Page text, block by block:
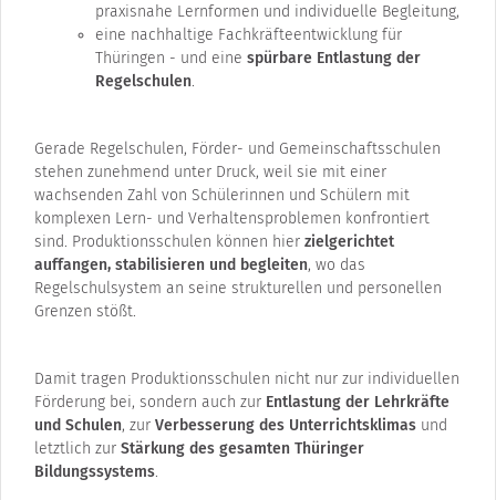
praxisnahe Lernformen und individuelle Begleitung,
eine nachhaltige Fachkräfteentwicklung für
Thüringen - und eine spürbare Entlastung der
Regelschulen.
Gerade Regelschulen, Förder- und Gemeinschaftsschulen
stehen zunehmend unter Druck, weil sie mit einer
wachsenden Zahl von Schülerinnen und Schülern mit
komplexen Lern- und Verhaltensproblemen konfrontiert
sind. Produktionsschulen können hier zielgerichtet
auffangen, stabilisieren und begleiten, wo das
Regelschulsystem an seine strukturellen und personellen
Grenzen stößt.
Damit tragen Produktionsschulen nicht nur zur individuellen
Förderung bei, sondern auch zur Entlastung der Lehrkräfte
und Schulen, zur Verbesserung des Unterrichtsklimas und
letztlich zur Stärkung des gesamten Thüringer
Bildungssystems.